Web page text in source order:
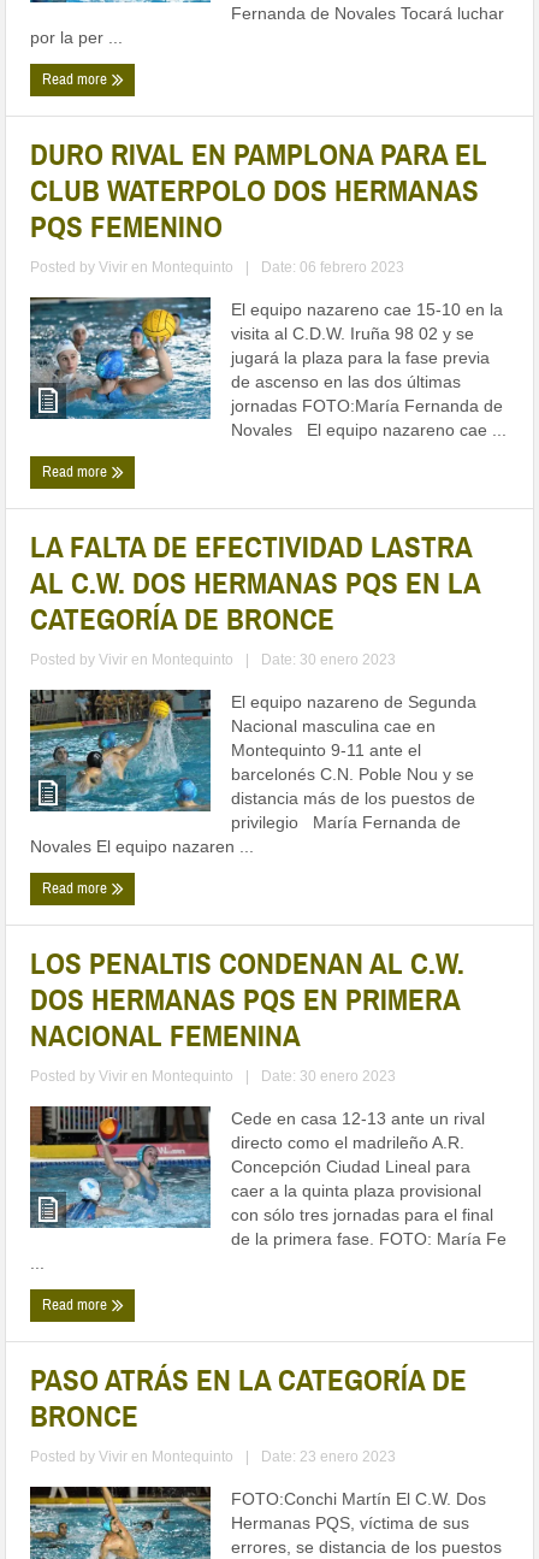
Fernanda de Novales Tocará luchar
por la per ...
Read more
DURO RIVAL EN PAMPLONA PARA EL
CLUB WATERPOLO DOS HERMANAS
PQS FEMENINO
Posted byVivir en Montequinto Date: 06 febrero 2023
El equipo nazareno cae 15-10 en la
visita al C.D.W. Iruña 98 02 y se
jugará la plaza para la fase previa
de ascenso en las dos últimas
jornadas FOTO:María Fernanda de
Novales El equipo nazareno cae ...
Read more
LA FALTA DE EFECTIVIDAD LASTRA
AL C.W. DOS HERMANAS PQS EN LA
CATEGORÍA DE BRONCE
Posted byVivir en Montequinto Date: 30 enero 2023
El equipo nazareno de Segunda
Nacional masculina cae en
Montequinto 9-11 ante el
barcelonés C.N. Poble Nou y se
distancia más de los puestos de
privilegio María Fernanda de
Novales El equipo nazaren ...
Read more
LOS PENALTIS CONDENAN AL C.W.
DOS HERMANAS PQS EN PRIMERA
NACIONAL FEMENINA
Posted byVivir en Montequinto Date: 30 enero 2023
Cede en casa 12-13 ante un rival
directo como el madrileño A.R.
Concepción Ciudad Lineal para
caer a la quinta plaza provisional
con sólo tres jornadas para el final
de la primera fase. FOTO: María Fe
...
Read more
PASO ATRÁS EN LA CATEGORÍA DE
BRONCE
Posted byVivir en Montequinto Date: 23 enero 2023
FOTO:Conchi Martín El C.W. Dos
Hermanas PQS, víctima de sus
errores, se distancia de los puestos